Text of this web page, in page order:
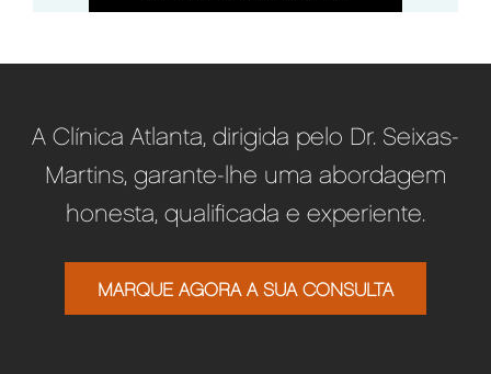
A Clínica Atlanta, dirigida pelo Dr. Seixas-
Martins, garante-lhe uma abordagem
honesta, qualificada e experiente.
MARQUE AGORA A SUA CONSULTA